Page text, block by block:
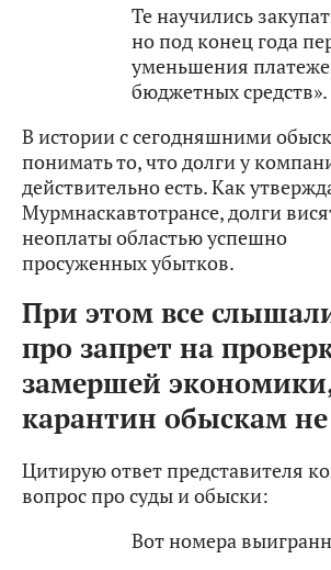
Те научились
но под конец года
уменьшения
бюджетных средств».
В истории с сегодняшними
понимать то, что долги у
действительно есть. Как
Мурмнаскавтотрансе, долги
неоплаты областью успешно
просуженных убытков.
При этом все
про запрет на
замершей
карантин обыскам
Цитирую ответ представителя
вопрос про суды и обыски:
Вот номера